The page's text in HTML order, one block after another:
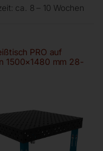
ca. 8 – 10 Wochen
PRO auf
1500×1480 mm 28-